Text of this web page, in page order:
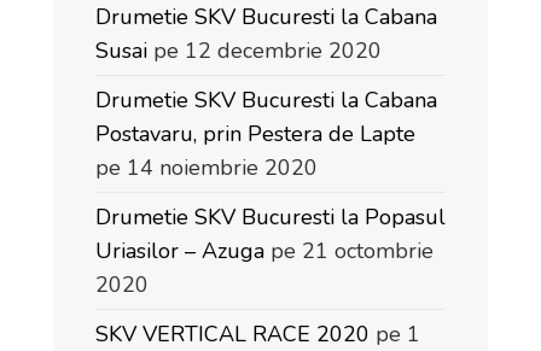
Drumetie SKV Bucuresti la Cabana
Susai pe 12 decembrie 2020
Drumetie SKV Bucuresti la Cabana
Postavaru, prin Pestera de Lapte
pe 14 noiembrie 2020
Drumetie SKV Bucuresti la Popasul
Uriasilor – Azuga pe 21 octombrie
2020
SKV VERTICAL RACE 2020 pe 1